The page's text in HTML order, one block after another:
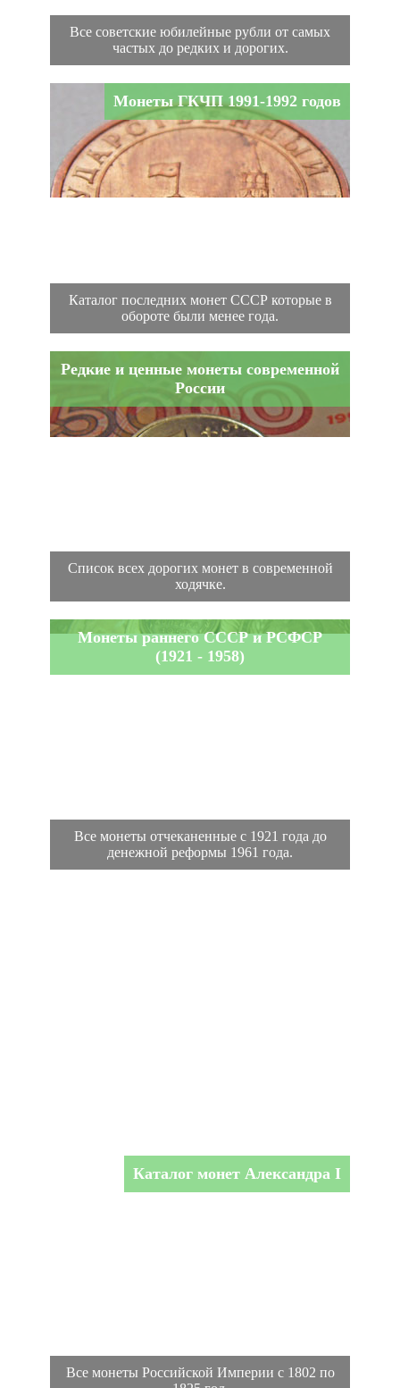
Все советские юбилейные рубли от самых
частых до редких и дорогих.
Монеты ГКЧП 1991-1992 годов
Каталог последних монет СССР которые в
обороте были менее года.
Редкие и ценные монеты современной
России
Список всех дорогих монет в современной
ходячке.
Монеты раннего СССР и РСФСР
(1921 - 1958)
Все монеты отчеканенные с 1921 года до
денежной реформы 1961 года.
Каталог монет Александра I
Все монеты Российской Империи с 1802 по